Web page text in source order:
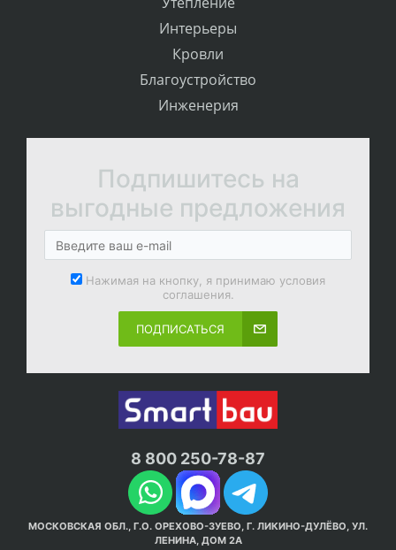
Интерьеры
Кровли
Благоустройство
Инженерия
Подпишитесь на
выгодные предложения
Нажимая на кнопку, я принимаю условия
соглашения.
ПОДПИСАТЬСЯ
8 800 250-78-87
МОСКОВСКАЯ ОБЛ., Г.О. ОРЕХОВО-ЗУЕВО, Г. ЛИКИНО-ДУЛЁВО, УЛ.
ЛЕНИНА, ДОМ 2А